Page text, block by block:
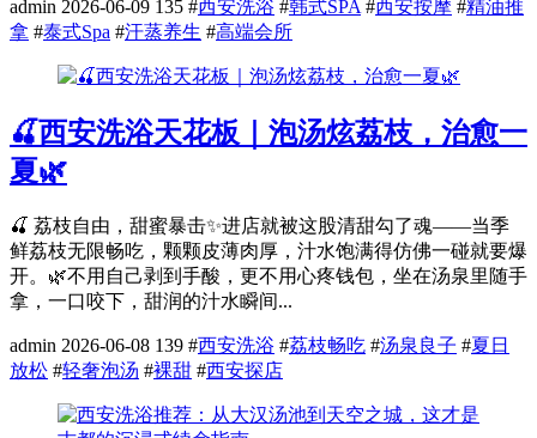
admin 2026-06-09 135 #西安洗浴 #韩式SPA #西安按摩 #精油推
拿 #泰式Spa #汗蒸养生 #高端会所
🍒西安洗浴天花板｜泡汤炫荔枝，治愈一
夏🌿
🍒 荔枝自由，甜蜜暴击✨进店就被这股清甜勾了魂——当季
鲜荔枝无限畅吃，颗颗皮薄肉厚，汁水饱满得仿佛一碰就要爆
开。🌿不用自己剥到手酸，更不用心疼钱包，坐在汤泉里随手
拿，一口咬下，甜润的汁水瞬间...
admin 2026-06-08 139 #西安洗浴 #荔枝畅吃 #汤泉良子 #夏日
放松 #轻奢泡汤 #裸甜 #西安探店